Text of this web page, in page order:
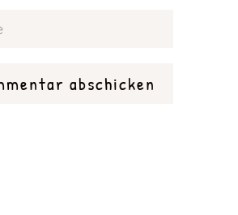
abschicken